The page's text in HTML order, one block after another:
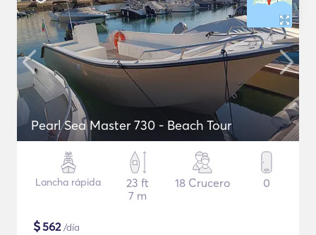
Pearl Sea Master 730 - Beach Tour
Lancha rápida
23 ft
7 m
18 Crucero 0
$562/día